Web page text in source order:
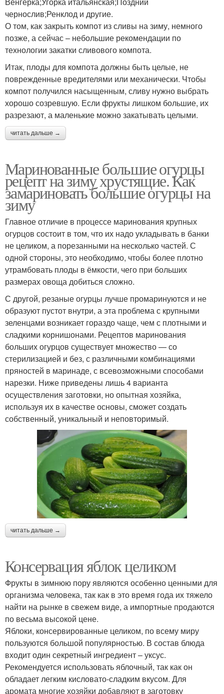
чернослив;Ренклод и другие.
О том, как закрыть компот из сливы на зиму, немного
позже, а сейчас – небольшие рекомендации по
технологии закатки сливового компота.
Итак, плоды для компота должны быть целые, не
поврежденные вредителями или механически. Чтобы
компот получился насыщенным, сливу нужно выбрать
хорошо созревшую. Если фрукты лишком большие, их
разрезают, а маленькие можно закатывать целыми.
читать дальше →
Маринованные большие огурцы
рецепт на зиму хрустящие. Как
замариновать большие огурцы на
зиму
Главное отличие в процессе маринования крупных
огурцов состоит в том, что их надо укладывать в банки
не целиком, а порезанными на несколько частей. С
одной стороны, это необходимо, чтобы более плотно
утрамбовать плоды в ёмкости, чего при больших
размерах овоща добиться сложно.
С другой, резаные огурцы лучше промаринуются и не
образуют пустот внутри, а эта проблема с крупными
зеленцами возникает гораздо чаще, чем с плотными и
сладкими корнишонами. Рецептов маринования
больших огурцов существует множество — со
стерилизацией и без, с различными комбинациями
пряностей в маринаде, с всевозможными способами
нарезки. Ниже приведены лишь 4 варианта
осуществления заготовки, но опытная хозяйка,
используя их в качестве основы, сможет создать
собственный, уникальный и неповторимый.
читать дальше →
Консервация яблок целиком
Фрукты в зимнюю пору являются особенно ценными для
организма человека, так как в это время года их тяжело
найти на рынке в свежем виде, а импортные продаются
по весьма высокой цене.
Яблоки, консервированные целиком, по всему миру
пользуются большой популярностью. В состав блюда
входит один секретный ингредиент – уксус.
Рекомендуется использовать яблочный, так как он
обладает легким кисловато-сладким вкусом. Для
аромата многие хозяйки добавляют в заготовку